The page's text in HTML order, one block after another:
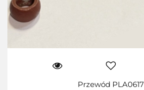
Przewód PLA0617